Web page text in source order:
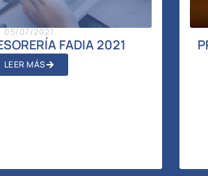
05/07/2021
FADIA 2021
LEER MÁS